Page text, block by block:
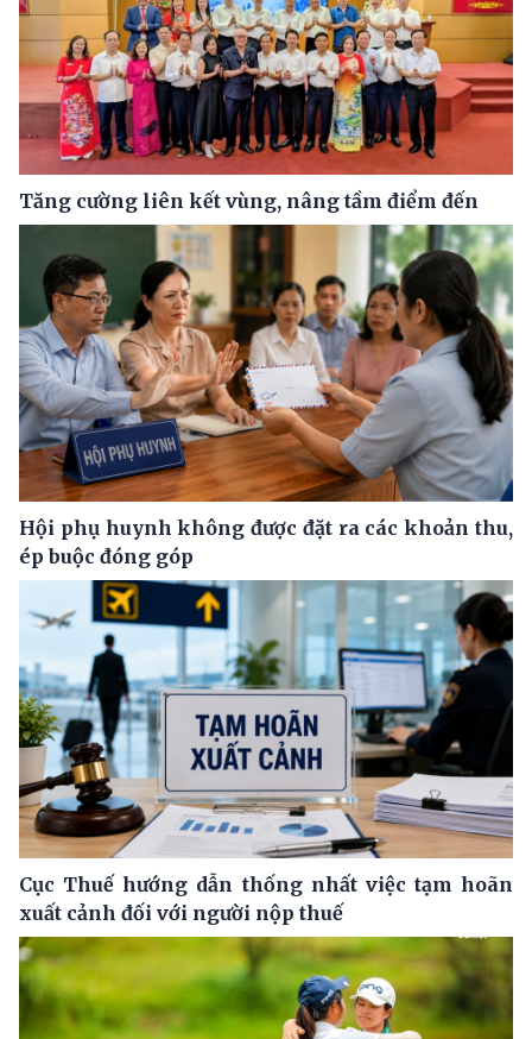
Tăng cường liên kết vùng, nâng tầm điểm đến
Hội phụ huynh không được đặt ra các khoản thu,
ép buộc đóng góp
Cục Thuế hướng dẫn thống nhất việc tạm hoãn
xuất cảnh đối với người nộp thuế